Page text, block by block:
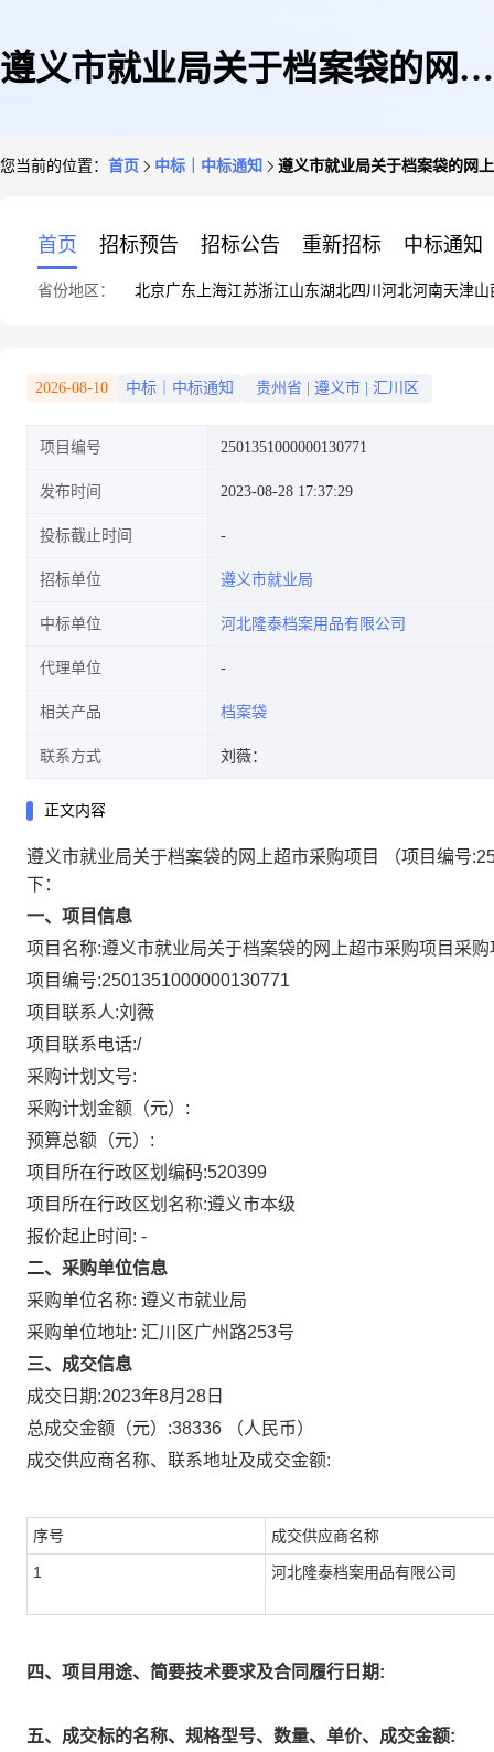
遵义市就业局关于档案袋的网上
您当前的位置： 首页 中标｜中标通知 遵义市就业局关于档案袋的网
首页 招标预告 招标公告 重新招标 中标通知
省份地区： 北京广东 上海江苏浙江山东湖北四川 河北河南天津山
2026-08-10 中标｜中标通知 贵州省 遵义市 汇川区
项目编号 2501351000000130771
发布时间 2023-08-28 17:37:29
投标截止时间
招标单位 遵义市就业局
中标单位 河北隆泰档案用品有限公司
代理单位
相关产品 档案袋
联系方式 刘薇：
正文内容
遵义市就业局关于档案袋的网上超市采购项目 （项目编号:
下：
一、项目信息
项目名称:遵义市就业局关于档案袋的网上超市采购项目 采购
项目编号:2501351000000130771
项目联系人:刘薇
项目联系电话:/
采购计划文号:
采购计划金额（元）:
预算总额（元）:
项目所在行政区划编码:520399
项目所在行政区划名称:遵义市本级
报价起止时间: -
二、采购单位信息
采购单位名称: 遵义市就业局
采购单位地址: 汇川区广州路253号
三、成交信息
成交日期:2023年8月28日
总成交金额（元）:38336 （人民币）
成交供应商名称、联系地址及成交金额:
序号 成交供应商名称
1 河北隆泰档案用品有限公司
四、项目用途、简要技术要求及合同履行日期:
五、成交标的名称、规格型号、数量、单价、成交金额: